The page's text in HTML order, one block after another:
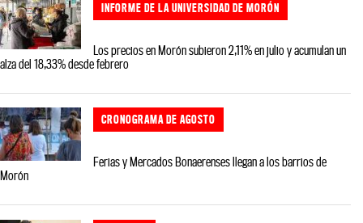
INFORME DE LA UNIVERSIDAD DE MORÓN
Los precios en Morón subieron 2,11% en julio y acumulan un
alza del 18,33% desde febrero
CRONOGRAMA DE AGOSTO
Ferias y Mercados Bonaerenses llegan a los barrios de
Morón